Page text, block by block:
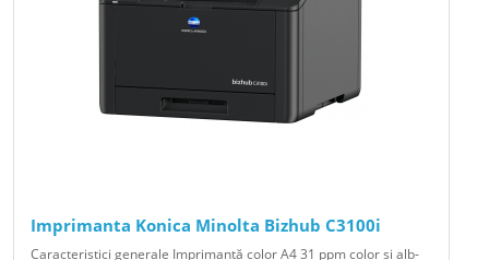
Imprimanta Konica Minolta Bizhub C3100i
Caracteristici generale Imprimantă color A4 31 ppm color și alb-